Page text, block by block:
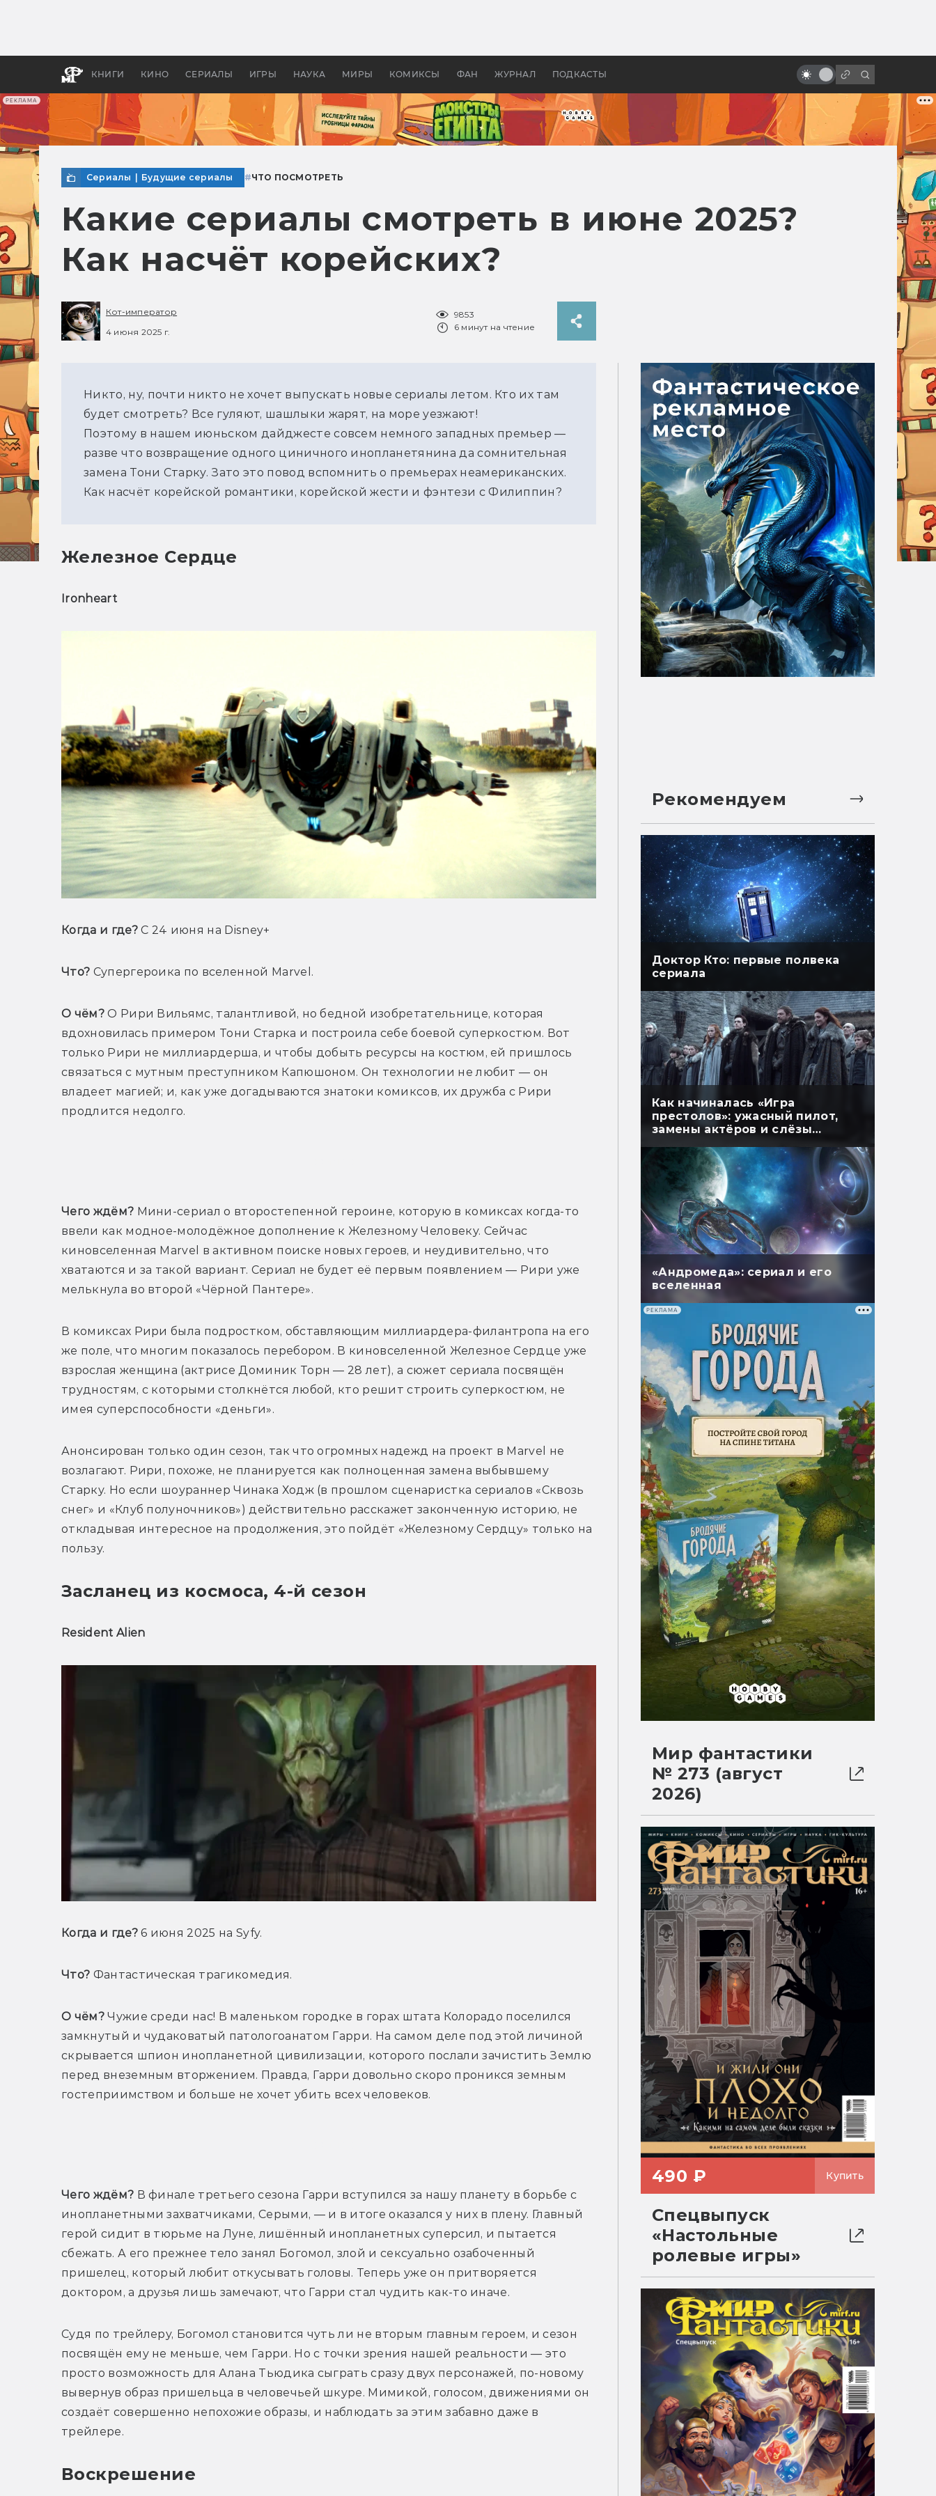
РЕКЛАМА
КНИГИ КИНО СЕРИАЛЫ ИГРЫ НАУКА МИРЫ КОМИКСЫ ФАН ЖУРНАЛ ПОДКАСТЫ
апокалипсис, в России —
бы «Властелина колец»
лучших и главных
Сериалы Будущие сериалы #ЧТО ПОСМОТРЕТЬ
Какие сериалы смотреть в июне 2025?
Как насчёт корейских?
Кот-император
4 июня 2025 г.
9853
6 минут на чтение
Никто, ну, почти никто не хочет выпускать новые сериалы летом. Кто их там
будет смотреть? Все гуляют, шашлыки жарят, на море уезжают!
Поэтому в нашем июньском дайджесте совсем немного западных премьер —
разве что возвращение одного циничного инопланетянина да сомнительная
замена Тони Старку. Зато это повод вспомнить о премьерах неамериканских.
Как насчёт корейской романтики, корейской жести и фэнтези с Филиппин?
Железное Сердце
Ironheart
Когда и где? С 24 июня на Disney+
Что? Супергероика по вселенной Marvel.
О чём? О Рири Вильямс, талантливой, но бедной изобретательнице, которая
вдохновилась примером Тони Старка и построила себе боевой суперкостюм. Вот
только Рири не миллиардерша, и чтобы добыть ресурсы на костюм, ей пришлось
связаться с мутным преступником Капюшоном. Он технологии не любит — он
владеет магией; и, как уже догадываются знатоки комиксов, их дружба с Рири
продлится недолго.
Чего ждём? Мини-сериал о второстепенной героине, которую в комиксах когда-то
ввели как модное-молодёжное дополнение к Железному Человеку. Сейчас
киновселенная Marvel в активном поиске новых героев, и неудивительно, что
хватаются и за такой вариант. Сериал не будет её первым появлением — Рири уже
мелькнула во второй «Чёрной Пантере».
В комиксах Рири была подростком, обставляющим миллиардера-филантропа на его
же поле, что многим показалось перебором. В киновселенной Железное Сердце уже
взрослая женщина (актрисе Доминик Торн — 28 лет), а сюжет сериала посвящён
трудностям, с которыми столкнётся любой, кто решит строить суперкостюм, не
имея суперспособности «деньги».
Анонсирован только один сезон, так что огромных надежд на проект в Marvel не
возлагают. Рири, похоже, не планируется как полноценная замена выбывшему
Старку. Но если шоураннер Чинака Ходж (в прошлом сценаристка сериалов «Сквозь
снег» и «Клуб полуночников») действительно расскажет законченную историю, не
откладывая интересное на продолжения, это пойдёт «Железному Сердцу» только на
пользу.
Засланец из космоса, 4-й сезон
Resident Alien
Когда и где? 6 июня 2025 на Syfy.
Что? Фантастическая трагикомедия.
О чём? Чужие среди нас! В маленьком городке в горах штата Колорадо поселился
замкнутый и чудаковатый патологоанатом Гарри. На самом деле под этой личиной
скрывается шпион инопланетной цивилизации, которого послали зачистить Землю
перед внеземным вторжением. Правда, Гарри довольно скоро проникся земным
гостеприимством и больше не хочет убить всех человеков.
Чего ждём? В финале третьего сезона Гарри вступился за нашу планету в борьбе с
инопланетными захватчиками, Серыми, — и в итоге оказался у них в плену. Главный
герой сидит в тюрьме на Луне, лишённый инопланетных суперсил, и пытается
сбежать. А его прежнее тело занял Богомол, злой и сексуально озабоченный
пришелец, который любит откусывать головы. Теперь уже он притворяется
доктором, а друзья лишь замечают, что Гарри стал чудить как-то иначе.
Судя по трейлеру, Богомол становится чуть ли не вторым главным героем, и сезон
посвящён ему не меньше, чем Гарри. Но с точки зрения нашей реальности — это
просто возможность для Алана Тьюдика сыграть сразу двух персонажей, по-новому
вывернув образ пришельца в человечьей шкуре. Мимикой, голосом, движениями он
создаёт совершенно непохожие образы, и наблюдать за этим забавно даже в
трейлере.
Воскрешение
Рекомендуем
Доктор Кто: первые полвека
сериала
Как начиналась «Игра
престолов»: ужасный пилот,
замены актёров и слёзы
«Андромеда»: сериал и его
вселенная
РЕКЛАМА
Мир фантастики
№ 273 (август
2026)
490 ₽ Купить
Спецвыпуск
«Настольные
ролевые игры»